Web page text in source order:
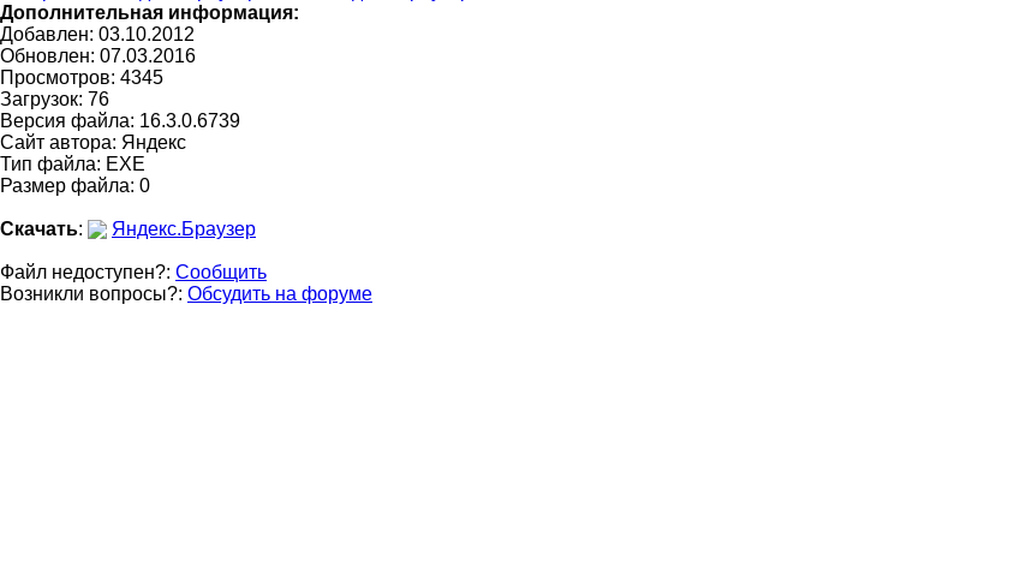
Дополнительная информация:
Добавлен: 03.10.2012
Обновлен: 07.03.2016
Просмотров: 4345
Загрузок: 76
Версия файла: 16.3.0.6739
Сайт автора: Яндекс
Тип файла: EXE
Размер файла: 0
Скачать: Яндекс.Браузер
Файл недоступен?: Сообщить
Возникли вопросы?: Обсудить на форуме